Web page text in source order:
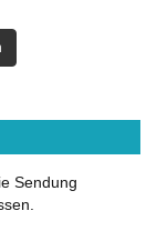
Sendung